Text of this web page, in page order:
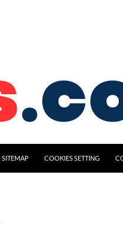
SITEMAP COOKIES SETTING